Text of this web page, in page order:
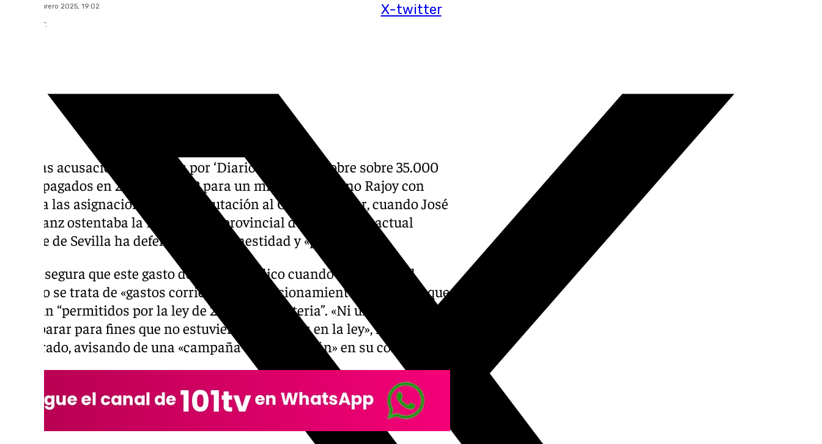
X-twitter
lunes, 17 febrero 2025, 19:02
Compartir:
Tras las acusaciones vertidas por ‘Diario de Sevilla’ sobre sobre 35.000
euros pagados en 2011 por el PP para un mitin de Mariano Rajoy con
cargo a las asignaciones de la Diputación al Grupo popular, cuando José
Luis Sanz ostentaba la Presidencia provincial del partido, el actual
alcalde de Sevilla ha defendido su “honestidad y «pulcritud».
Sanz asegura que este gasto de dinero público cuando él presidía el
partido se trata de «gastos corrientes del funcionamiento» del grupo, que
estaban “permitidos por la ley de 2011 en la materia”. «Ni un solo euro ha
ido a parar para fines que no estuvieron recogidos en la ley», ha
asegurado, avisando de una «campaña de difamación» en su contra.